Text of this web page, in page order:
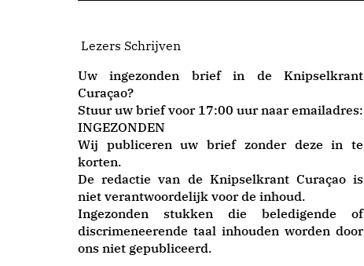
Lezers Schrijven
Uw ingezonden brief in de Knipselkrant
Curaçao?
Stuur uw brief voor 17:00 uur naar emailadres:
INGEZONDEN
Wij publiceren uw brief zonder deze in te
korten.
De redactie van de Knipselkrant Curaçao is
niet verantwoordelijk voor de inhoud.
Ingezonden stukken die beledigende of
discrimeneerende taal inhouden worden door
ons niet gepubliceerd.